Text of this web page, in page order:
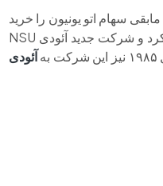
مابقی سهام اتو یونیون را خرید
و در سال ۱۹۶۹ آن را با NSU ادغام کرد و شرکت جدید آئودی NSU
آئودی